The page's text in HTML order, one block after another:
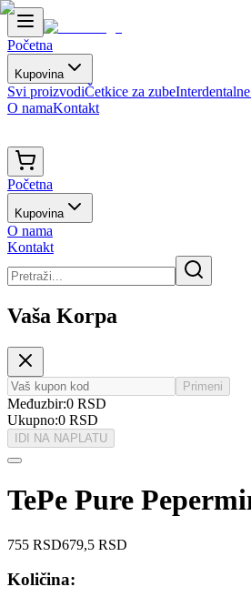
Početna
Kupovina
Svi proizvodiČetkice za zube
O namaKontakt
Početna
Kupovina
O nama
Kontakt
Vaša Korpa
Primeni
Međuzbir:0 RSD
Ukupno:0 RSD
IDI NA NAPLATU
TePe Pure
755 RSD679,5 RSD
Količina: